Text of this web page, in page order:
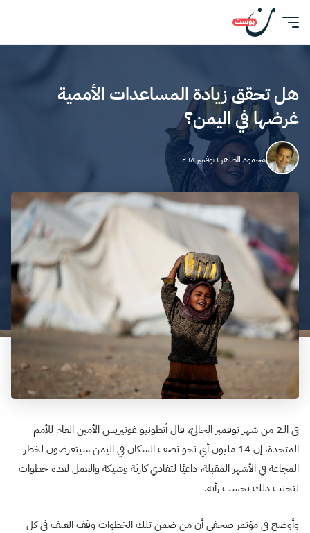
هل تحقق زيادة المساعدات الأممية
غرضها في اليمن؟
محمود الطاهر١٠ نوفمبر ٢٠١٨
في الـ2 من شهر نوفمبر الحاليّ، قال أنطونيو غوتيريس الأمين العام للأمم
المتحدة، إن 14 مليون أي نحو نصف السكان في اليمن سيتعرضون لخطر
المجاعة في الأشهر المقبلة، داعيًا لتفادي كارثة وشيكة والعمل لعدة خطوات
لتجنب ذلك بحسب رأيه.
وأوضح في مؤتمر صحفي أن من ضمن تلك الخطوات وقف العنف في كل